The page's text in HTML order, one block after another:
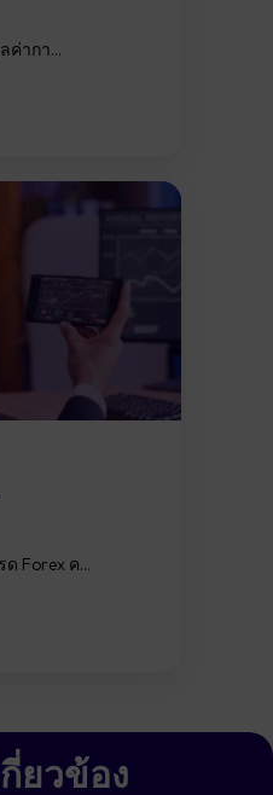
ค่ากา...
Forex ค...
ยวข้อง